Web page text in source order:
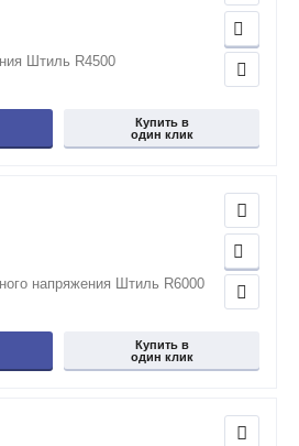
Штиль R4500
Купить в
один клик
напряжения Штиль R6000
Купить в
один клик